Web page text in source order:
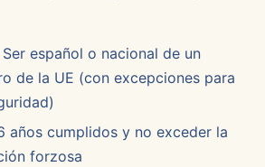
Ser español o nacional de un
de la UE (con excepciones para
años cumplidos y no exceder la
forzosa